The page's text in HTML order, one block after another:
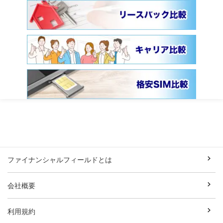
ファイナンシャルフィールドとは
会社概要
利用規約